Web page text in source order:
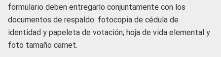
formulario deben entregarlo conjuntamente con los
documentos de respaldo: fotocopia de cédula de
identidad y papeleta de votación; hoja de vida elemental y
foto tamaño carnet.